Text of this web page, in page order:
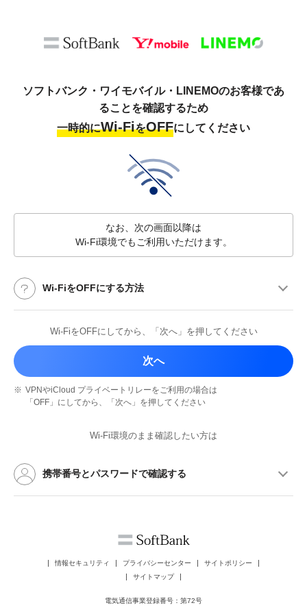
ソフトバンク・ワイモバイル・LINEMOのお客様であ
ることを確認するため
一時的にWi-FiをOFFにしてください
なお、次の画面以降は
Wi-Fi環境でもご利用いただけます。
Wi-FiをOFFにする方法
Wi-FiをOFFにしてから、 「次へ」を押してください
次へ
※ VPNやiCloud プライベートリレーを ご利用の場合は
「OFF」にしてから、
「次へ」を押してください
Wi-Fi環境のまま確認したい方は
携帯番号とパスワードで確認する
情報セキュリティ プライバシーセンター
サイトポリシー
サイトマップ
電気通信事業登録番号：第72号